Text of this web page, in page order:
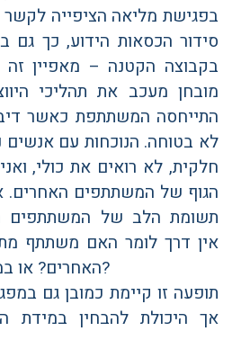
בפגישת מליאה הציפייה
סידור הכסאות הידוע, כך גם
בקבוצה הקטנה – מאפיין
מובחן מעכב את תהליכי
התייחסה המשתתפת כאשר
לא בטוחה. הנוכחות עם אנשים
חלקית, לא רואים את כולי,
הגוף של המשתתפים האחרים.
תשומת הלב של המשתתפים
אין דרך לומר האם משתתף
האחרים? או במייל? או בווטסאפ?
תופעה זו קיימת כמובן גם
אך היכולת להבחין במידת